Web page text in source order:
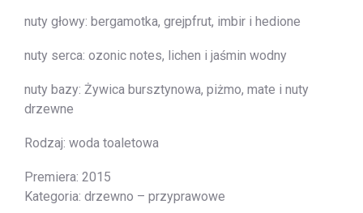
nuty głowy: bergamotka, grejpfrut, imbir i hedione
nuty serca: ozonic notes, lichen i jaśmin wodny
nuty bazy: Żywica bursztynowa, piżmo, mate i nuty
drzewne
Rodzaj: woda toaletowa
Premiera: 2015
Kategoria: drzewno – przyprawowe